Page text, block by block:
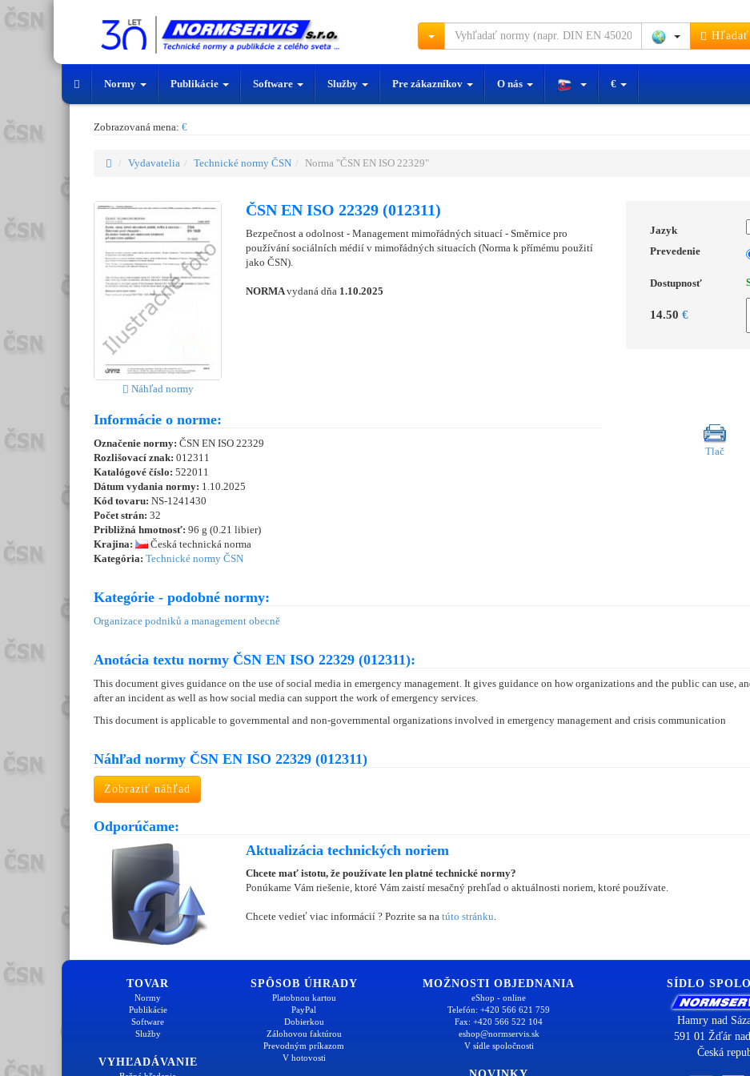
Hľadať
Normy Publikácie Software Služby Pre zákazníkov O nás €
Zobrazovaná mena: €
Vydavatelia Technické normy ČSN Norma "ČSN EN ISO 22329"
Náhľad normy
ČSN EN ISO 22329 (012311)
Bezpečnost a odolnost - Management mimořádných situací - Směrnice pro
používání sociálních médií v mimořádných situacích (Norma k přímému použití
jako ČSN).
NORMAvydaná dňa 1.10.2025
Jazyk
Prevedenie
Dostupnosť
14.50 €
Informácie o norme:
Označenie normy: ČSN EN ISO 22329
Rozlišovací znak: 012311
Katalógové číslo: 522011
Dátum vydania normy: 1.10.2025
Kód tovaru: NS-1241430
Počet strán: 32
Približná hmotnosť: 96 g (0.21 libier)
Krajina:
Česká technická norma
Kategória: Technické normy ČSN
Tlač
Kategórie - podobné normy:
Organizace podniků a management obecně
Anotácia textu normy ČSN EN ISO 22329 (012311):
This document gives guidance on the use of social media in emergency management. It gives guidance on how organizations and the public can use,
after an incident as well as how social media can support the work of emergency services.
This document is applicable to governmental and non-governmental organizations involved in emergency management and crisis communication
Náhľad normy ČSN EN ISO 22329 (012311)
Zobraziť náhľad
Odporúčame:
Aktualizácia technických noriem
Chcete mať istotu, že používate len platné technické normy?
Ponúkame Vám riešenie, ktoré Vám zaistí mesačný prehľad o aktuálnosti noriem, ktoré používate.
Chcete vedieť viac informácií ? Pozrite sa na túto stránku.
TOVAR
Normy
Publikácie
Software
Služby
VYHĽADÁVANIE
SPÔSOB ÚHRADY
Platobnou kartou
PayPal
Dobierkou
Zálohovou faktúrou
Prevodným príkazom
V hotovosti
MOŽNOSTI OBJEDNANIA
eShop - online
Telefón: +420 566 621 759
Fax: +420 566 522 104
eshop@normservis.sk
V sídle spoločnosti
SÍDLO
Hamry nad
591 01 Žďár
Česká